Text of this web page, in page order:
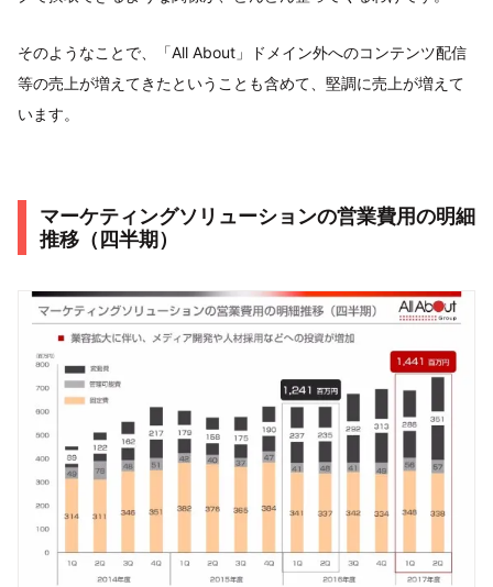
そのようなことで、「All About」ドメイン外へのコンテンツ配信
等の売上が増えてきたということも含めて、堅調に売上が増えて
います。
マーケティングソリューションの営業費用の明細
推移（四半期）